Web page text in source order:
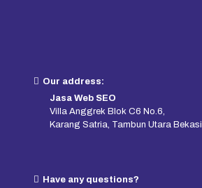
Our address:
Jasa Web SEO
Villa Anggrek Blok C6 No.6,
Karang Satria, Tambun Utara Bekasi
Have any questions?